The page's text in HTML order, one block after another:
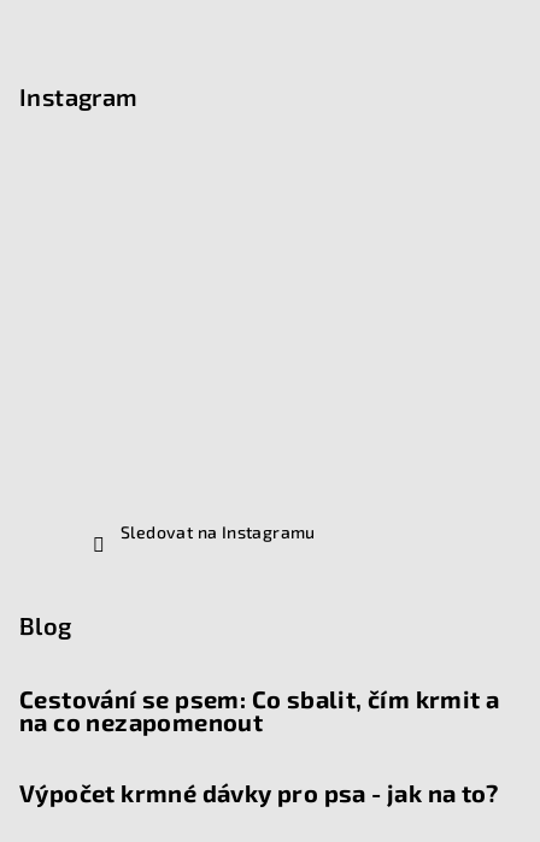
Instagram
Sledovat na Instagramu
Blog
Cestování se psem: Co sbalit, čím krmit a
na co nezapomenout
Výpočet krmné dávky pro psa - jak na to?